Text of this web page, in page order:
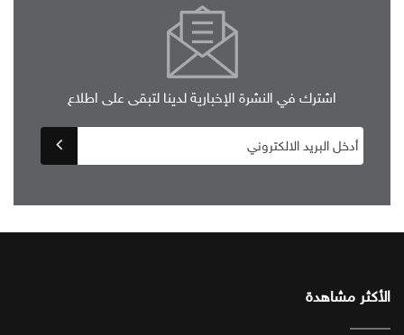
اشترك في النشرة الإخبارية لدينا لتبقى على اطلاع
الأكثر مشاهدة